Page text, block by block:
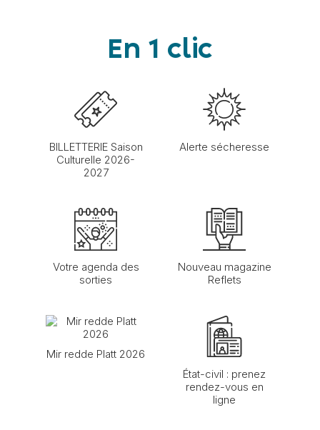
En 1 clic
BILLETTERIE Saison
Culturelle 2026-
2027
Alerte sécheresse
Votre agenda des
sorties
Nouveau magazine
Reflets
Mir redde Platt 2026
État-civil : prenez
rendez-vous en
ligne